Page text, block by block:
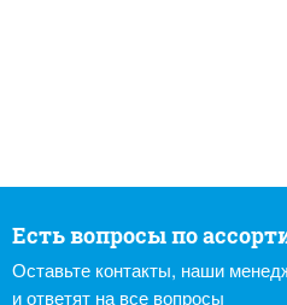
Есть вопросы по
Оставьте контакты, наши
и ответят на все вопросы